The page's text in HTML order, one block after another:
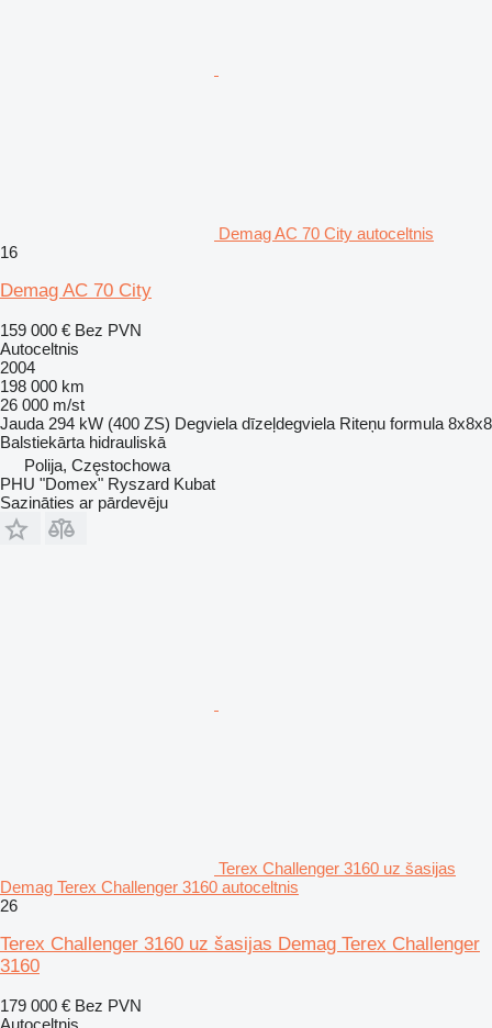
Demag AC 70 City autoceltnis
16
Demag AC 70 City
159 000 € Bez PVN
Autoceltnis
2004
198 000 km
26 000 m/st
Jauda 294 kW (400 ZS) Degviela dīzeļdegviela Riteņu formula 8x8x8
Balstiekārta hidrauliskā
Polija, Częstochowa
PHU "Domex" Ryszard Kubat
Sazināties ar pārdevēju
Terex Challenger 3160 uz šasijas
Demag Terex Challenger 3160 autoceltnis
26
Terex Challenger 3160 uz šasijas Demag Terex Challenger
3160
179 000 € Bez PVN
Autoceltnis